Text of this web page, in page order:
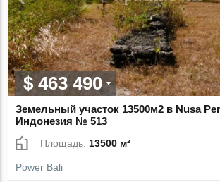
$ 463 490
Земельный участок 13500м2 в Nusa
Индонезия № 513
Площадь:13500 м²
Power Bali